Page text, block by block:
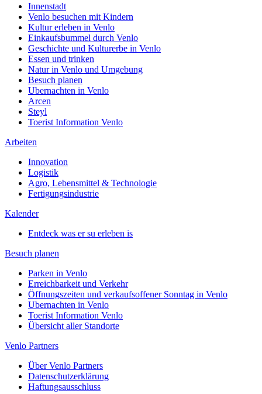
Innenstadt
Venlo besuchen mit Kindern
Kultur erleben in Venlo
Einkaufsbummel durch Venlo
Geschichte und Kulturerbe in Venlo
Essen und trinken
Natur in Venlo und Umgebung
Besuch planen
Ubernachten in Venlo
Arcen
Steyl
Toerist Information Venlo
Arbeiten
Innovation
Logistik
Agro, Lebensmittel & Technologie
Fertigungsindustrie
Kalender
Entdeck was er su erleben is
Besuch planen
Parken in Venlo
Erreichbarkeit und Verkehr
Öffnungszeiten und verkaufsoffener Sonntag in Venlo
Ubernachten in Venlo
Toerist Information Venlo
Übersicht aller Standorte
Venlo Partners
Über Venlo Partners
Datenschutzerklärung
Haftungsausschluss